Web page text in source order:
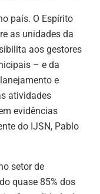
país. O Espírito
as unidades da
aos gestores
– e da
e
atividades
evidências
do IJSN, Pablo
setor de
quase 85% dos